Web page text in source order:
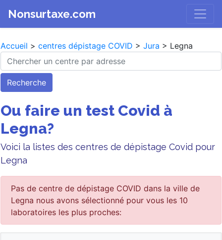
Nonsurtaxe.com
Accueil > centres dépistage COVID > Jura > Legna
Recherche
Ou faire un test Covid à
Legna?
Voici la listes des centres de dépistage Covid pour
Legna
Pas de centre de dépistage COVID dans la ville de
Legna nous avons sélectionné pour vous les 10
laboratoires les plus proches: